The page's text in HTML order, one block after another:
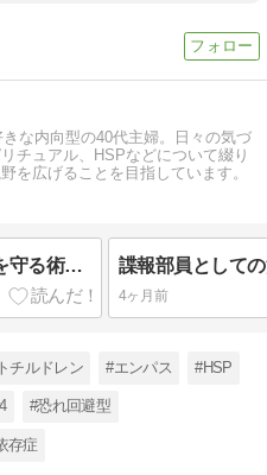
きな内向型の40代主婦。日々の気づ
チュアル、HSPなどについて綴り
を広げることを目指しています。
いつも笑顔でいることが自分を守る術だった 諜報部員として
4ヶ月前
チルドレン #エンパス #HSP
#恐れ回避型
存症